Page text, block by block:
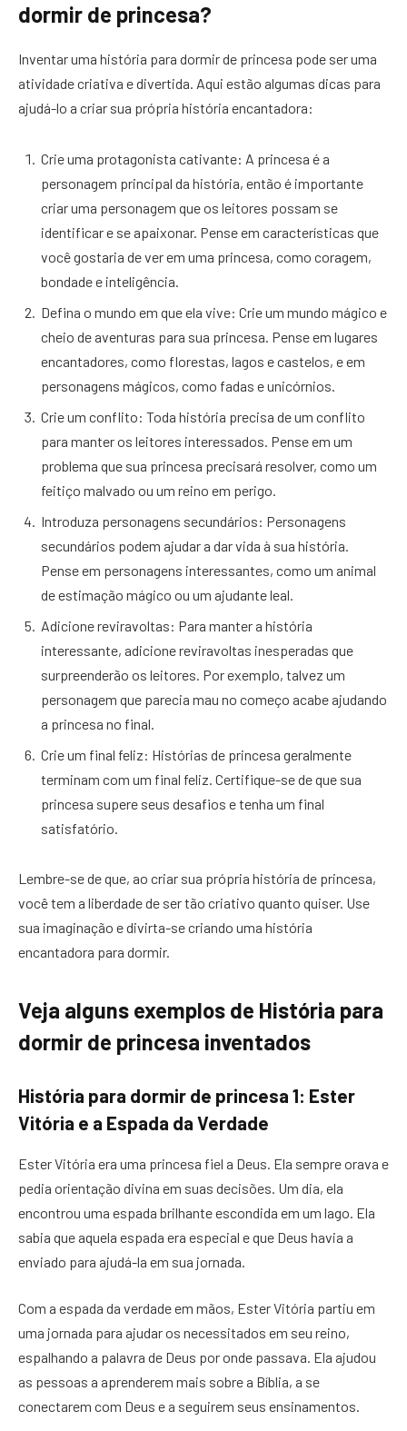
dormir de princesa?
Inventar uma história para dormir de princesa pode ser uma
atividade criativa e divertida. Aqui estão algumas dicas para
ajudá-lo a criar sua própria história encantadora:
Crie uma protagonista cativante: A princesa é a
personagem principal da história, então é importante
criar uma personagem que os leitores possam se
identificar e se apaixonar. Pense em características que
você gostaria de ver em uma princesa, como coragem,
bondade e inteligência.
Defina o mundo em que ela vive: Crie um mundo mágico e
cheio de aventuras para sua princesa. Pense em lugares
encantadores, como florestas, lagos e castelos, e em
personagens mágicos, como fadas e unicórnios.
Crie um conflito: Toda história precisa de um conflito
para manter os leitores interessados. Pense em um
problema que sua princesa precisará resolver, como um
feitiço malvado ou um reino em perigo.
Introduza personagens secundários: Personagens
secundários podem ajudar a dar vida à sua história.
Pense em personagens interessantes, como um animal
de estimação mágico ou um ajudante leal.
Adicione reviravoltas: Para manter a história
interessante, adicione reviravoltas inesperadas que
surpreenderão os leitores. Por exemplo, talvez um
personagem que parecia mau no começo acabe ajudando
a princesa no final.
Crie um final feliz: Histórias de princesa geralmente
terminam com um final feliz. Certifique-se de que sua
princesa supere seus desafios e tenha um final
satisfatório.
Lembre-se de que, ao criar sua própria história de princesa,
você tem a liberdade de ser tão criativo quanto quiser. Use
sua imaginação e divirta-se criando uma história
encantadora para dormir.
Veja alguns exemplos de História para
dormir de princesa inventados
História para dormir de princesa 1: Ester
Vitória e a Espada da Verdade
Ester Vitória era uma princesa fiel a Deus. Ela sempre orava e
pedia orientação divina em suas decisões. Um dia, ela
encontrou uma espada brilhante escondida em um lago. Ela
sabia que aquela espada era especial e que Deus havia a
enviado para ajudá-la em sua jornada.
Com a espada da verdade em mãos, Ester Vitória partiu em
uma jornada para ajudar os necessitados em seu reino,
espalhando a palavra de Deus por onde passava. Ela ajudou
as pessoas a aprenderem mais sobre a Bíblia, a se
conectarem com Deus e a seguirem seus ensinamentos.